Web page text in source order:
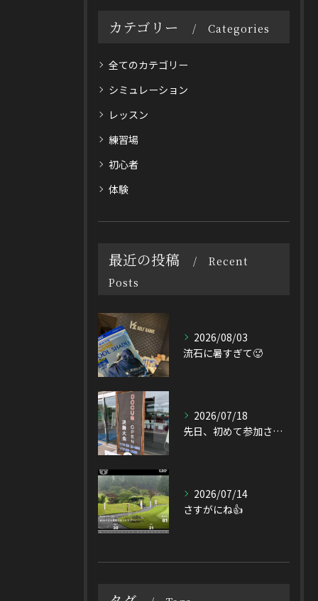
カテゴリー Categories
全てのカテゴリー
シミュレーション
レッスン
練習場
初心者
体験
最近の投稿
Recent
Posts
2026/08/03
流石に暑すぎて🥵
2026/07/18
先日、初めて参加させて頂いたDOCUS OPEN Tourn...
2026/07/14
さすがにね👍